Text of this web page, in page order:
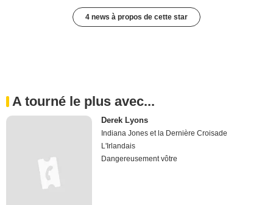
4 news à propos de cette star
A tourné le plus avec...
Derek Lyons
Indiana Jones et la Dernière Croisade
L'Irlandais
Dangereusement vôtre